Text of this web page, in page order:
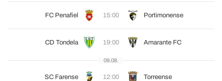
FC Penafiel 15:00 Portimonense
CD Tondela 19:00 Amarante FC
09.08.
SC Farense 12:00 Torreense